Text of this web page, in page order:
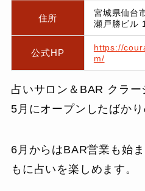
住所
宮城県仙台
瀬戸勝ビル
公式HP
https://
m/
占いサロン＆BAR クラ
5月にオープンしたばかり
6月からはBAR営業も始
もに占いを楽しめます。